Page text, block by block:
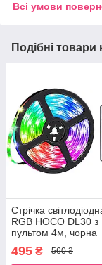
Всі умови
Подібні товари
Стрічка
RGB HOCO DL30 з
пультом 4м, чорна
495 ₴ 560 ₴